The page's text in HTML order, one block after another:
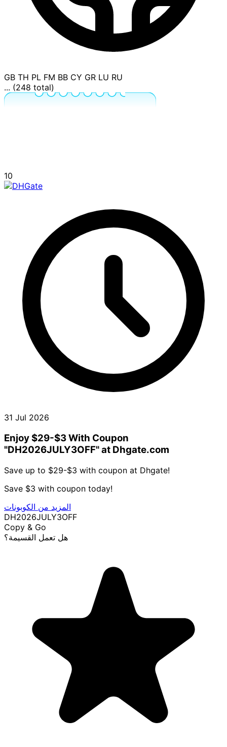
GB TH PL FM BB CY GR LU RU
... (248 total)
10
31 Jul 2026
Enjoy $29-$3 With Coupon
"DH2026JULY3OFF" at Dhgate.com
Save up to $29-$3 with coupon at Dhgate!
Save $3 with coupon today!
المزيد من الكوبونات
DH2026JULY3OFF
Copy & Go
هل تعمل القسيمة؟